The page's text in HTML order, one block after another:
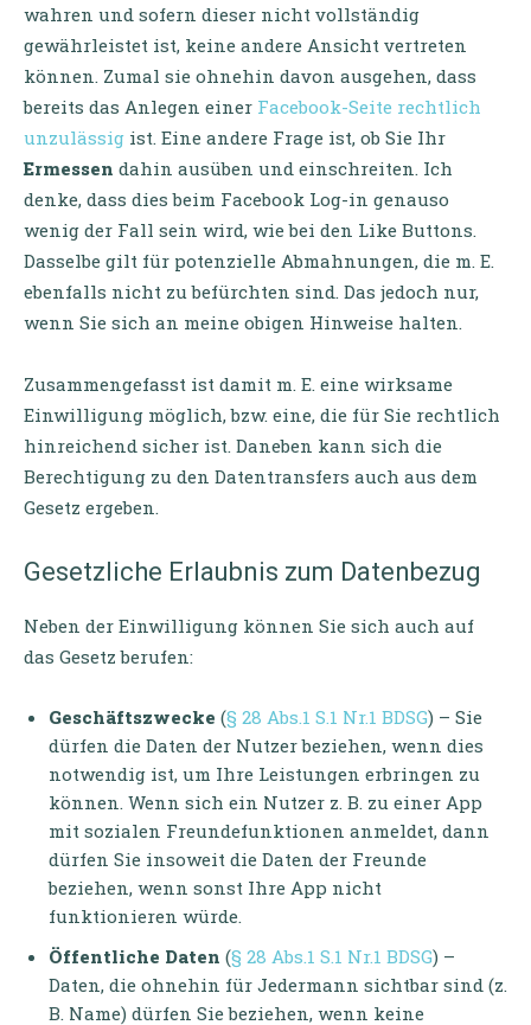
wahren und sofern dieser nicht vollständig
gewährleistet ist, keine andere Ansicht vertreten
können. Zumal sie ohnehin davon ausgehen, dass
bereits das Anlegen einer Facebook-Seite rechtlich
unzulässig ist. Eine andere Frage ist, ob Sie Ihr
Ermessen dahin ausüben und einschreiten. Ich
denke, dass dies beim Facebook Log-in genauso
wenig der Fall sein wird, wie bei den Like Buttons.
Dasselbe gilt für potenzielle Abmahnungen, die m. E.
ebenfalls nicht zu befürchten sind. Das jedoch nur,
wenn Sie sich an meine obigen Hinweise halten.
Zusammengefasst ist damit m. E. eine wirksame
Einwilligung möglich, bzw. eine, die für Sie rechtlich
hinreichend sicher ist. Daneben kann sich die
Berechtigung zu den Datentransfers auch aus dem
Gesetz ergeben.
Gesetzliche Erlaubnis zum Datenbezug
Neben der Einwilligung können Sie sich auch auf
das Gesetz berufen:
Geschäftszwecke (§ 28 Abs.1 S.1 Nr.1 BDSG) – Sie
dürfen die Daten der Nutzer beziehen, wenn dies
notwendig ist, um Ihre Leistungen erbringen zu
können. Wenn sich ein Nutzer z. B. zu einer App
mit sozialen Freundefunktionen anmeldet, dann
dürfen Sie insoweit die Daten der Freunde
beziehen, wenn sonst Ihre App nicht
funktionieren würde.
Öffentliche Daten (§ 28 Abs.1 S.1 Nr.1 BDSG) –
Daten, die ohnehin für Jedermann sichtbar sind (z.
B. Name) dürfen Sie beziehen, wenn keine